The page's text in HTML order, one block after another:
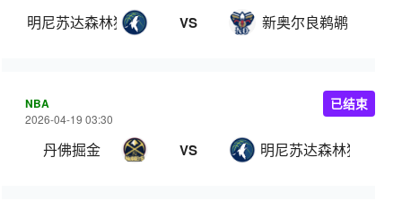
明尼苏达森林狼 VS 新奥尔良鹈鹕
NBA
2026-04-19 03:30
丹佛掘金 VS 明尼苏达森林狼
已结束